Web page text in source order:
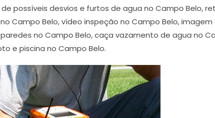
possíveis desvios e furtos de agua no Campo Belo,
Campo Belo, vídeo inspeção no Campo Belo,
no Campo Belo, caça vazamento de agua no
e piscina no Campo Belo.